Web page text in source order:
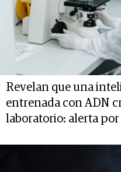
Revelan que una
entrenada con ADN
laboratorio: alerta